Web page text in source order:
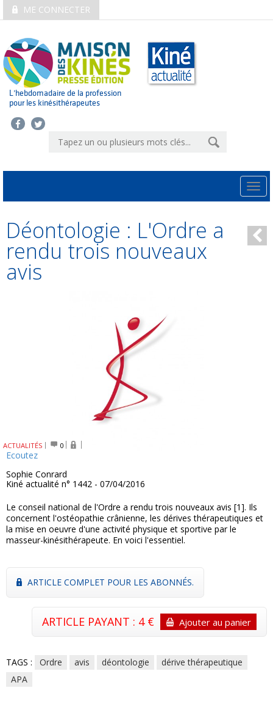
ME CONNECTER
L’hebdomadaire de la profession
pour les kinésithérapeutes
Déontologie : L'Ordre a
rendu trois nouveaux
avis
ACTUALITÉS 0
Ecoutez
Sophie Conrard
Kiné actualité n° 1442 - 07/04/2016
Le conseil national de l'Ordre a rendu trois nouveaux avis [1]. Ils
concernent l'ostéopathie crânienne, les dérives thérapeutiques et
la mise en oeuvre d'une activité physique et sportive par le
masseur-kinésithérapeute. En voici l'essentiel.
ARTICLE COMPLET POUR LES ABONNÉS.
ARTICLE PAYANT : 4 € Ajouter au panier
TAGS : Ordre avis déontologie
dérive thérapeutique
APA